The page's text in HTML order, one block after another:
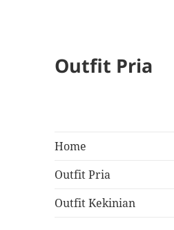
Outfit Pria
Home
Outfit Pria
Outfit Kekinian